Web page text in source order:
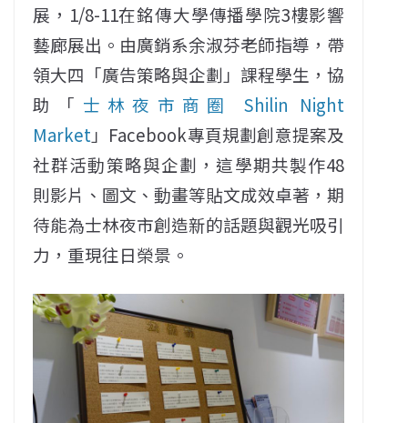
展，1/8-11在銘傳大學傳播學院3樓影響
藝廊展出。由廣銷系余淑芬老師指導，帶
領大四「廣告策略與企劃」課程學生，協
助「 士林夜市商圈 Shilin Night
Market 」Facebook專頁規劃創意提案及
社群活動策略與企劃，這學期共製作48
則影片、圖文、動畫等貼文成效卓著，期
待能為士林夜市創造新的話題與觀光吸引
力，重現往日榮景。